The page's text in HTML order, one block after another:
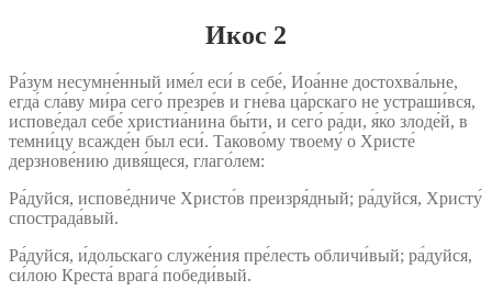
Икос 2
Ра́зум несумне́нный име́л еси́ в себе́, Иоа́нне достохва́льне,
егда́ сла́ву ми́ра сего́ презре́в и гне́ва ца́рскаго не устраши́вся,
испове́дал себе́ христиа́нина бы́ти, и сего́ ра́ди, я́ко злоде́й, в
темни́цу всажде́н был еси́. Таково́му твоему́ о Христе́
дерзнове́нию дивя́щеся, глаго́лем:
Ра́дуйся, испове́дниче Христо́в преизря́дный; ра́дуйся, Христу́
спострада́вый.
Ра́дуйся, и́дольскаго служе́ния пре́лесть обличи́вый; ра́дуйся,
си́лою Креста́ врага́ победи́вый.